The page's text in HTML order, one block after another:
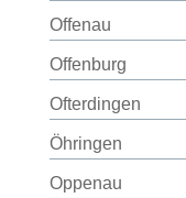
Offenau
Offenburg
Ofterdingen
Öhringen
Oppenau